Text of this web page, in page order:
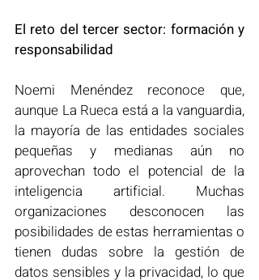
El reto del tercer sector: formación y
responsabilidad
Noemi Menéndez reconoce que,
aunque La Rueca está a la vanguardia,
la mayoría de las entidades sociales
pequeñas y medianas aún no
aprovechan todo el potencial de la
inteligencia artificial. Muchas
organizaciones desconocen las
posibilidades de estas herramientas o
tienen dudas sobre la gestión de
datos sensibles y la privacidad, lo que